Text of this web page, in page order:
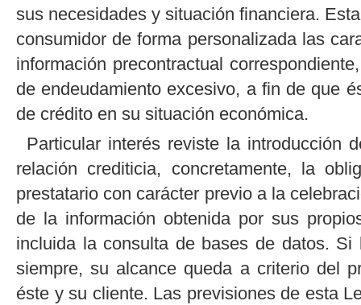
sus necesidades y situación financiera.
consumidor de forma personalizada las
información precontractual
de endeudamiento excesivo, a fin de que
de crédito en su situación económica.
Particular interés reviste la introducción
relación crediticia, concretamente, la
prestatario con carácter previo a la
de la información obtenida por sus
incluida la consulta de bases de datos.
siempre, su alcance queda a criterio del
éste y su cliente. Las previsiones de esta